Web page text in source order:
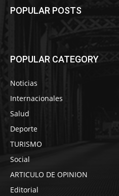
POPULAR POSTS
POPULAR CATEGORY
Noticias
Internacionales
Salud
Deporte
TURISMO
Social
ARTICULO DE OPINION
Editorial